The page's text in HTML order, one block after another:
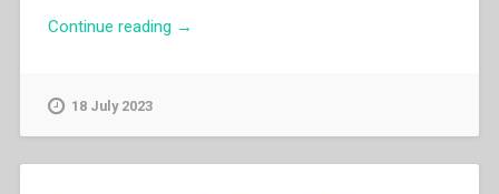
Continue reading “Yves
→
18 July 2023